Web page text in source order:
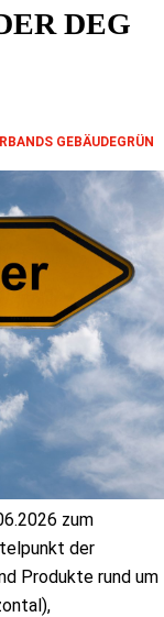
DEG
GEBÄUDEGRÜN
zum
der
Produkte rund um